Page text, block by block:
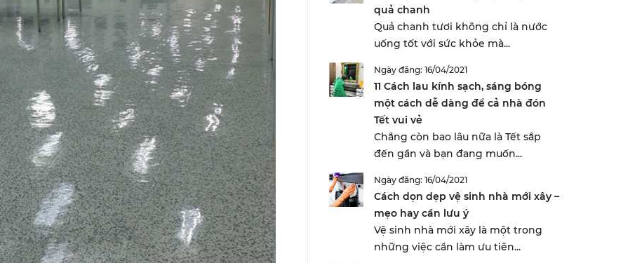
quả chanh
Quả chanh tươi không chỉ là nước
uống tốt với sức khỏe mà...
Ngày đăng: 16/04/2021
11 Cách lau kính sạch, sáng bóng
một cách dễ dàng để cả nhà đón
Tết vui vẻ
Chẳng còn bao lâu nữa là Tết sắp
đến gần và bạn đang muốn...
Ngày đăng: 16/04/2021
Cách dọn dẹp vệ sinh nhà mới xây –
mẹo hay cần lưu ý
Vệ sinh nhà mới xây là một trong
những việc cần làm ưu tiên...